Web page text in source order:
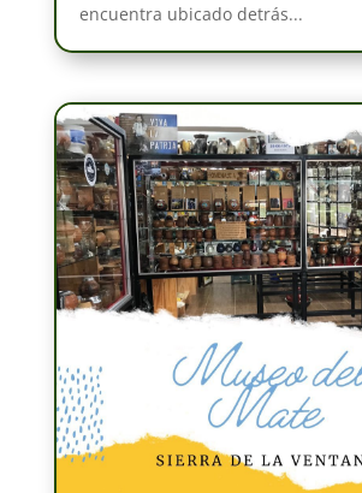
encuentra ubicado detrás...